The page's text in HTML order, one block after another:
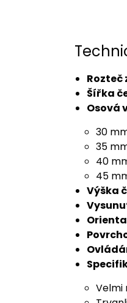
Rozteč
Šířka
Osová
30
35
40
45
Výška
Velmi